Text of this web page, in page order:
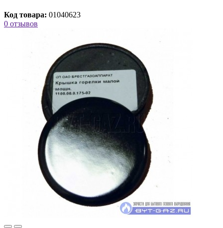
Код товара: 01040623
0 отзывов